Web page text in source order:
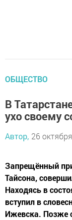
ОБЩЕСТВО
В
ухо своему
Автор, 26
Запрещённый
Тайсона,
Находясь в
вступил в
Ижевска. Позже